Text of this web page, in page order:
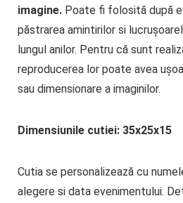
imagine.Poate fi folosită după
păstrarea amintirilor si
lungul anilor. Pentru că sunt
reproducerea lor poate avea
sau dimensionare a imaginilor.
Dimensiunile cutiei: 35x25x15
Cutia se personalizează cu
alegere si data evenimentului.